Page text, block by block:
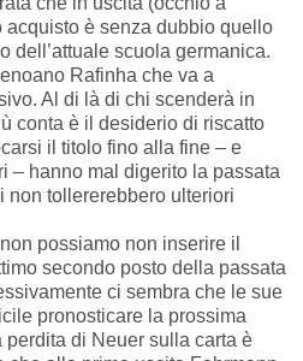
acquisto è senza dubbio quello
dell’attuale scuola germanica.
Rafinha che va a
Al di là di chi scenderà in
conta è il desiderio di riscatto
il titolo fino alla fine – e
– hanno mal digerito la passata
non tollererebbero ulteriori
possiamo non inserire il
secondo posto della passata
ci sembra che le sue
pronosticare la prossima
di Neuer sulla carta è